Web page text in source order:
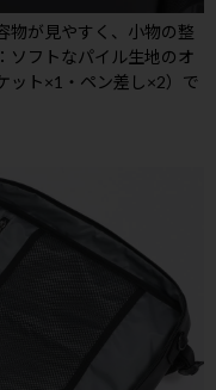
物が見やすく、小物の整
ソフトなパイル生地のオ
ット×1・ペン差し×2）で